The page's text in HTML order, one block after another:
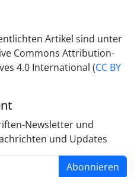
Artikel sind unter
Commons Attribution-
4.0 International (CC BY
Newsletter und
und Updates
Abonnieren